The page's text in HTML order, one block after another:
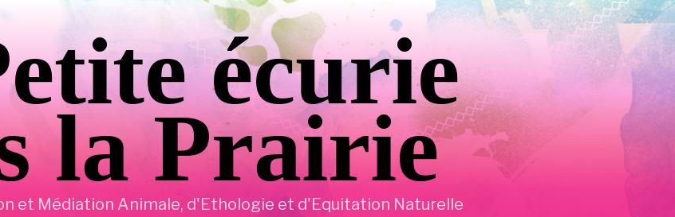
écurie
la Prairie
et Médiation Animale, d'Ethologie et d'Equitation Naturelle